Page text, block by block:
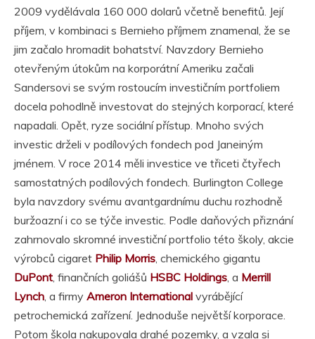
2009 vydělávala 160 000 dolarů včetně benefitů. Její
příjem, v kombinaci s Bernieho příjmem znamenal, že se
jim začalo hromadit bohatství. Navzdory Bernieho
otevřeným útokům na korporátní Ameriku začali
Sandersovi se svým rostoucím investičním portfoliem
docela pohodlně investovat do stejných korporací, které
napadali. Opět, ryze sociální přístup. Mnoho svých
investic drželi v podílových fondech pod Janeiným
jménem. V roce 2014 měli investice ve třiceti čtyřech
samostatných podílových fondech. Burlington College
byla navzdory svému avantgardnímu duchu rozhodně
buržoazní i co se týče investic. Podle daňových přiznání
zahrnovalo skromné investiční portfolio této školy, akcie
výrobců cigaret Philip Morris , chemického gigantu
DuPont , finančních goliášů HSBC Holdings , a Merrill
Lynch , a firmy Ameron International vyrábějící
petrochemická zařízení. Jednoduše největší korporace.
Potom škola nakupovala drahé pozemky, a vzala si